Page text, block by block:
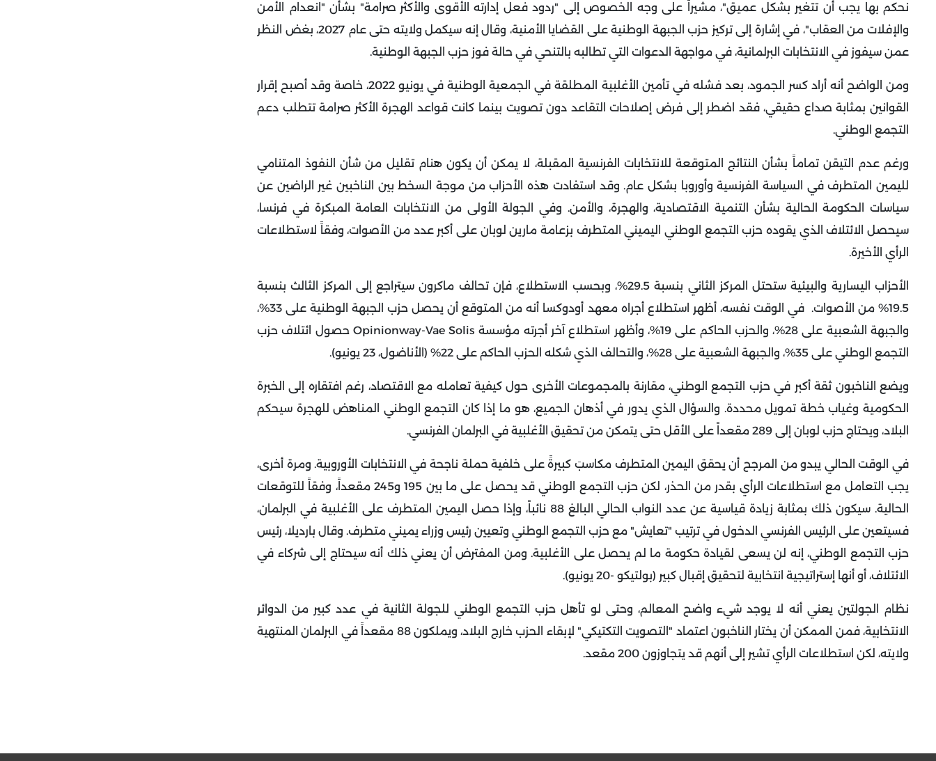
نحكم بها يجب أن تتغير بشكل عميق"، مشيراً على وجه الخصوص إلى "ردود فعل إدارته الأقوى والأكثر صرامة" بشأن "انعدام الأمن
والإفلات من العقاب"، في إشارة إلى تركيز حزب الجبهة الوطنية على القضايا الأمنية، وقال إنه سيكمل ولايته حتى عام 2027، بغض النظر
عمن سيفوز في الانتخابات البرلمانية، في مواجهة الدعوات التي تطالبه بالتنحي في حالة فوز حزب الجبهة الوطنية.
ومن الواضح أنه أراد كسر الجمود، بعد فشله في تأمين الأغلبية المطلقة في الجمعية الوطنية في يونيو 2022، خاصة وقد أصبح إقرار
القوانين بمثابة صداع حقيقي، فقد اضطر إلى فرض إصلاحات التقاعد دون تصويت بينما كانت قواعد الهجرة الأكثر صرامة تتطلب دعم
التجمع الوطني.
ورغم عدم التيقن تماماً بشأن النتائج المتوقعة للانتخابات الفرنسية المقبلة، لا يمكن أن يكون هنام تقليل من شأن النفوذ المتنامي
لليمين المتطرف في السياسة الفرنسية وأوروبا بشكل عام. وقد استفادت هذه الأحزاب من موجة السخط بين الناخبين غير الراضين عن
سياسات الحكومة الحالية بشأن التنمية الاقتصادية، والهجرة، والأمن. وفي الجولة الأولى من الانتخابات العامة المبكرة في فرنسا،
سيحصل الائتلاف الذي يقوده حزب التجمع الوطني اليميني المتطرف بزعامة مارين لوبان على أكبر عدد من الأصوات، وفقاً لاستطلاعات
الرأي الأخيرة.
الأحزاب اليسارية والبيئية ستحتل المركز الثاني بنسبة 29.5%، وبحسب الاستطلاع، فإن تحالف ماكرون سيتراجع إلى المركز الثالث بنسبة
19.5% من الأصوات.
في الوقت نفسه، أظهر استطلاع أجراه معهد أودوكسا أنه من المتوقع أن يحصل حزب الجبهة الوطنية على 33%،
والجبهة الشعبية على 28%، والحزب الحاكم على 19%، وأظهر استطلاع آخر أجرته مؤسسة Opinionway-Vae Solis حصول ائتلاف حزب
التجمع الوطني على 35%، والجبهة الشعبية على 28%، والتحالف الذي شكله الحزب الحاكم على 22% (الأناضول، 23 يونيو).
ويضع الناخبون ثقة أكبر في حزب التجمع الوطني، مقارنة بالمجموعات الأخرى حول كيفية تعامله مع الاقتصاد، رغم افتقاره إلى الخبرة
الحكومية وغياب خطة تمويل محددة. والسؤال الذي يدور في أذهان الجميع، هو ما إذا كان التجمع الوطني المناهض للهجرة سيحكم
البلاد، ويحتاج حزب لوبان إلى 289 مقعداً على الأقل حتى يتمكن من تحقيق الأغلبية في البرلمان الفرنسي.
في الوقت الحالي يبدو من المرجح أن يحقق اليمين المتطرف مكاسبَ كبيرةً على خلفية حملة ناجحة في الانتخابات الأوروبية. ومرة أخرى،
يجب التعامل مع استطلاعات الرأي بقدر من الحذر، لكن حزب التجمع الوطني قد يحصل على ما بين 195 و245 مقعداً، وفقاً للتوقعات
الحالية. سيكون ذلك بمثابة زيادة قياسية عن عدد النواب الحالي البالغ 88 نائباً، وإذا حصل اليمين المتطرف على الأغلبية في البرلمان،
فسيتعين على الرئيس الفرنسي الدخول في ترتيب "تعايش" مع حزب التجمع الوطني وتعيين رئيس وزراء يميني متطرف. وقال بارديلا، رئيس
حزب التجمع الوطني، إنه لن يسعى لقيادة حكومة ما لم يحصل على الأغلبية. ومن المفترض أن يعني ذلك أنه سيحتاج إلى شركاء في
الائتلاف، أو أنها إستراتيجية انتخابية لتحقيق إقبال كبير (بولتيكو -20 يونيو).
نظام الجولتين يعني أنه لا يوجد شيء واضح المعالم، وحتى لو تأهل حزب التجمع الوطني للجولة الثانية في عدد كبير من الدوائر
الانتخابية، فمن الممكن أن يختار الناخبون اعتماد "التصويت التكتيكي" لإبقاء الحزب خارج البلاد، ويملكون 88 مقعداً في البرلمان المنتهية
ولايته، لكن استطلاعات الرأي تشير إلى أنهم قد يتجاوزون 200 مقعد.